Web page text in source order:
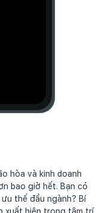
hòa và kinh doanh
bao giờ hết. Bạn có
thế đầu ngành? Bí
xuất hiện trong tâm trí